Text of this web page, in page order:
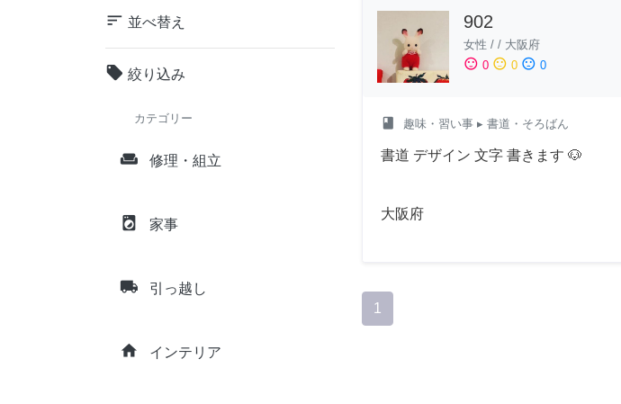
sort 並べ替え
local_offer 絞り込み
カテゴリー
weekend 修理・組立
local_laundry_service 家事
local_shipping 引っ越し
home インテリア
902
女性 / / 大阪府
sentiment_satisfied 0 sentiment_neutral 0 sentiment_dissatisfied 0
class 趣味・習い事 ▸ 書道・そろばん
書道 デザイン 文字 書きます 🐶
大阪府
1